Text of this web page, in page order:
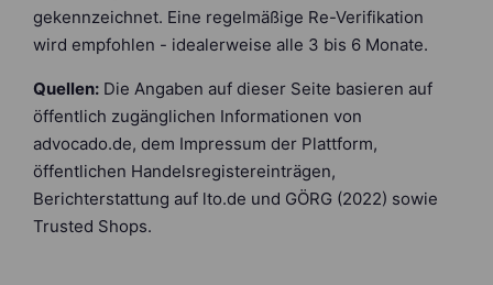
gekennzeichnet. Eine regelmäßige Re-Verifikation
wird empfohlen - idealerweise alle 3 bis 6 Monate.
Quellen: Die Angaben auf dieser Seite basieren auf
öffentlich zugänglichen Informationen von
advocado.de, dem Impressum der Plattform,
öffentlichen Handelsregistereinträgen,
Berichterstattung auf lto.de und GÖRG (2022) sowie
Trusted Shops.